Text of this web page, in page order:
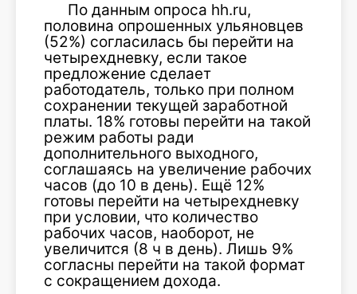
По данным опроса hh.ru,
половина опрошенных ульяновцев
(52%) согласилась бы перейти на
четырехдневку, если такое
предложение сделает
работодатель, только при полном
сохранении текущей заработной
платы. 18% готовы перейти на такой
режим работы ради
дополнительного выходного,
соглашаясь на увеличение рабочих
часов (до 10 в день). Ещё 12%
готовы перейти на четырехдневку
при условии, что количество
рабочих часов, наоборот, не
увеличится (8 ч в день). Лишь 9%
согласны перейти на такой формат
с сокращением дохода.